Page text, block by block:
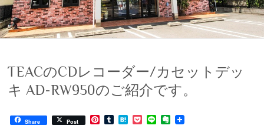
TEACのCDレコーダー/カセットデッ
キ AD-RW950のご紹介です。
Share Post
P
T
H
P
L
E